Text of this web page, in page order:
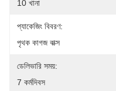
10 খানা
প্যাকেজিং বিবরণ:
পৃথক কাগজ বাক্স
ডেলিভারি সময়:
7 কর্মদিবস